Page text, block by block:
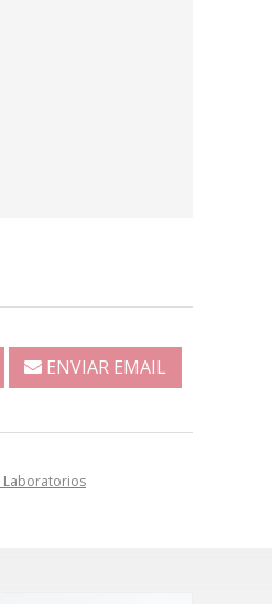
Laboratorios
ENVIAR EMAIL